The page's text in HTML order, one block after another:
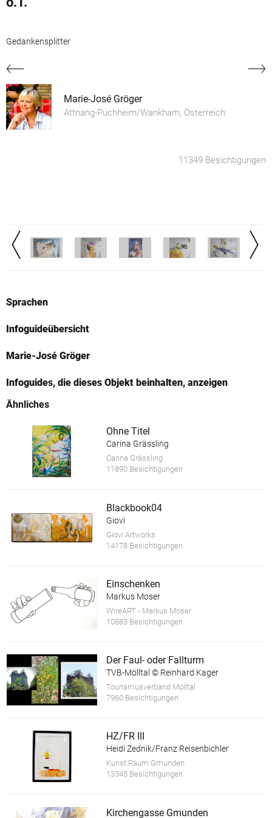
Gedankensplitter
Marie-José Gröger
Attnang-Puchheim/Wankham, Österreich
11349 Besichtigungen
Sprachen
Infoguideübersicht
Marie-José Gröger
Infoguides, die dieses Objekt beinhalten, anzeigen
Ähnliches
Ohne Titel
Carina Grässling
Carina Grässling
11890 Besichtigungen
Blackbook04
Giovi
Giovi Artworks
14178 Besichtigungen
Einschenken
Markus Moser
WireART - Markus Moser
10883 Besichtigungen
Der Faul- oder Fallturm
TVB-Mölltal © Reinhard Kager
Tourismusverband Mölltal
7960 Besichtigungen
HZ/FR III
Heidi Zednik/Franz Reisenbichler
Kunst:Raum Gmunden
13345 Besichtigungen
Kirchengasse Gmunden